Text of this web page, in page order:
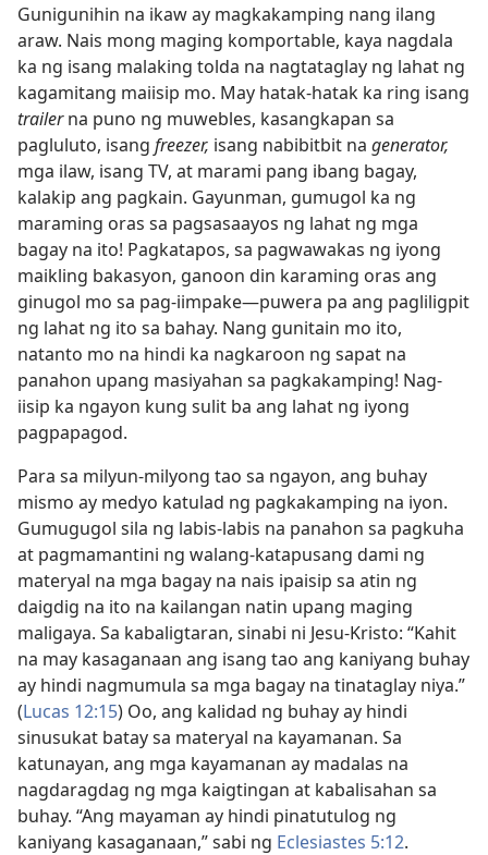
Gunigunihin na ikaw ay magkakamping nang ilang
araw. Nais mong maging komportable, kaya nagdala
ka ng isang malaking tolda na nagtataglay ng lahat ng
kagamitang maiisip mo. May hatak-hatak ka ring isang
trailerna puno ng muwebles, kasangkapan sa
pagluluto, isang freezer, isang nabibitbit na generator,
mga ilaw, isang TV, at marami pang ibang bagay,
kalakip ang pagkain. Gayunman, gumugol ka ng
maraming oras sa pagsasaayos ng lahat ng mga
bagay na ito! Pagkatapos, sa pagwawakas ng iyong
maikling bakasyon, ganoon din karaming oras ang
ginugol mo sa pag-iimpake​—puwera pa ang pagliligpit
ng lahat ng ito sa bahay. Nang gunitain mo ito,
natanto mo na hindi ka nagkaroon ng sapat na
panahon upang masiyahan sa pagkakamping! Nag-
iisip ka ngayon kung sulit ba ang lahat ng iyong
pagpapagod.
Para sa milyun-milyong tao sa ngayon, ang buhay
mismo ay medyo katulad ng pagkakamping na iyon.
Gumugugol sila ng labis-labis na panahon sa pagkuha
at pagmamantini ng walang-katapusang dami ng
materyal na mga bagay na nais ipaisip sa atin ng
daigdig na ito na kailangan natin upang maging
maligaya. Sa kabaligtaran, sinabi ni Jesu-Kristo: “Kahit
na may kasaganaan ang isang tao ang kaniyang buhay
ay hindi nagmumula sa mga bagay na tinataglay niya.”
(Lucas 12:15) Oo, ang kalidad ng buhay ay hindi
sinusukat batay sa materyal na kayamanan. Sa
katunayan, ang mga kayamanan ay madalas na
nagdaragdag ng mga kaigtingan at kabalisahan sa
buhay. “Ang mayaman ay hindi pinatutulog ng
kaniyang kasaganaan,” sabi ng Eclesiastes 5:12.